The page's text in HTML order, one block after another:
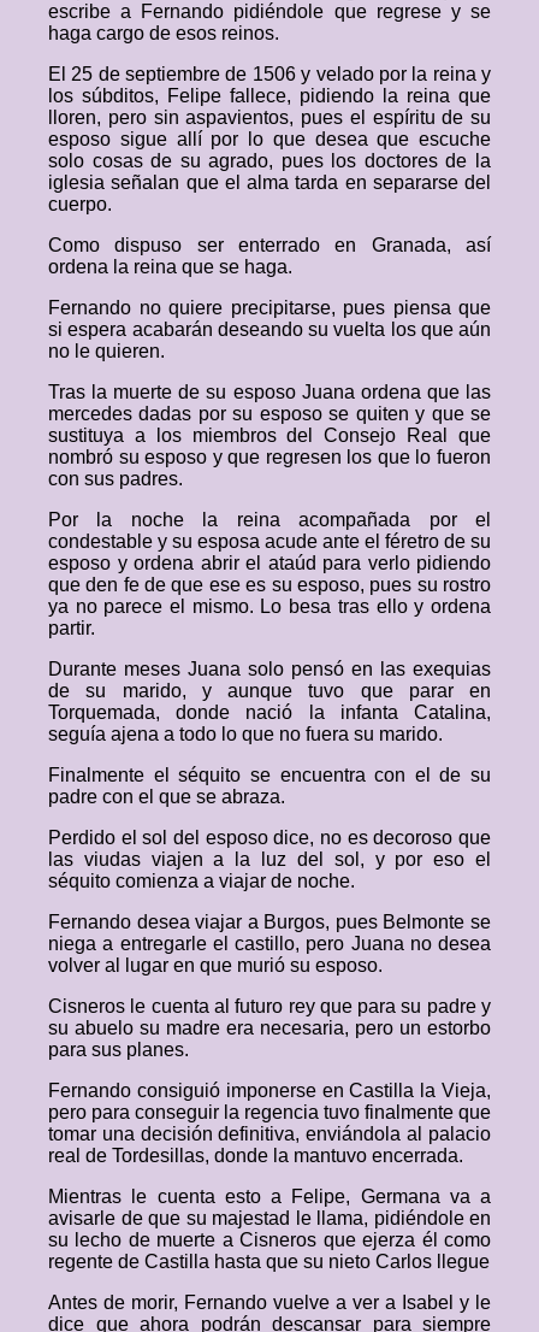
escribe a Fernando pidiéndole que regrese y se
haga cargo de esos reinos.
El 25 de septiembre de 1506 y velado por la reina y
los súbditos, Felipe fallece, pidiendo la reina que
lloren, pero sin aspavientos, pues el espíritu de su
esposo sigue allí por lo que desea que escuche
solo cosas de su agrado, pues los doctores de la
iglesia señalan que el alma tarda en separarse del
cuerpo.
Como dispuso ser enterrado en Granada, así
ordena la reina que se haga.
Fernando no quiere precipitarse, pues piensa que
si espera acabarán deseando su vuelta los que aún
no le quieren.
Tras la muerte de su esposo Juana ordena que las
mercedes dadas por su esposo se quiten y que se
sustituya a los miembros del Consejo Real que
nombró su esposo y que regresen los que lo fueron
con sus padres.
Por la noche la reina acompañada por el
condestable y su esposa acude ante el féretro de su
esposo y ordena abrir el ataúd para verlo pidiendo
que den fe de que ese es su esposo, pues su rostro
ya no parece el mismo. Lo besa tras ello y ordena
partir.
Durante meses Juana solo pensó en las exequias
de su marido, y aunque tuvo que parar en
Torquemada, donde nació la infanta Catalina,
seguía ajena a todo lo que no fuera su marido.
Finalmente el séquito se encuentra con el de su
padre con el que se abraza.
Perdido el sol del esposo dice, no es decoroso que
las viudas viajen a la luz del sol, y por eso el
séquito comienza a viajar de noche.
Fernando desea viajar a Burgos, pues Belmonte se
niega a entregarle el castillo, pero Juana no desea
volver al lugar en que murió su esposo.
Cisneros le cuenta al futuro rey que para su padre y
su abuelo su madre era necesaria, pero un estorbo
para sus planes.
Fernando consiguió imponerse en Castilla la Vieja,
pero para conseguir la regencia tuvo finalmente que
tomar una decisión definitiva, enviándola al palacio
real de Tordesillas, donde la mantuvo encerrada.
Mientras le cuenta esto a Felipe, Germana va a
avisarle de que su majestad le llama, pidiéndole en
su lecho de muerte a Cisneros que ejerza él como
regente de Castilla hasta que su nieto Carlos llegue
Antes de morir, Fernando vuelve a ver a Isabel y le
dice que ahora podrán descansar para siempre